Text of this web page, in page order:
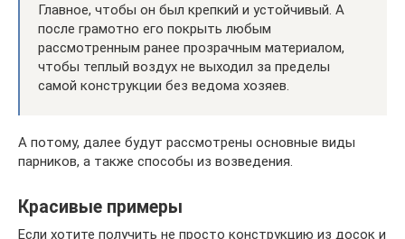
Главное, чтобы он был крепкий и устойчивый. А
после грамотно его покрыть любым
рассмотренным ранее прозрачным материалом,
чтобы теплый воздух не выходил за пределы
самой конструкции без ведома хозяев.
А потому, далее будут рассмотрены основные виды
парников, а также способы из возведения.
Красивые примеры
Если хотите получить не просто конструкцию из досок и